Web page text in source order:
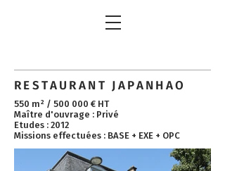
RESTAURANT JAPANHAO
550 m² / 500 000 € HT ​
Maître d'ouvrage : Privé
Etudes : 2012
Missions effectuées : BASE + EXE + OPC